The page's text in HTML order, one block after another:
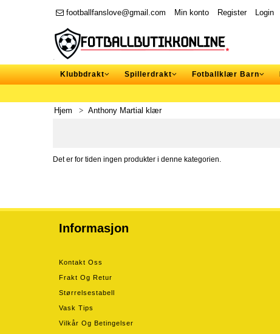
footballfanslove@gmail.com Min konto Register Login
Klubbdrakt Spillerdrakt Fotballklær Barn
Hjem Anthony Martial klær
Det er for tiden ingen produkter i denne kategorien.
Informasjon
Kontakt Oss
Frakt Og Retur
Størrelsestabell
Vask Tips
Vilkår Og Betingelser